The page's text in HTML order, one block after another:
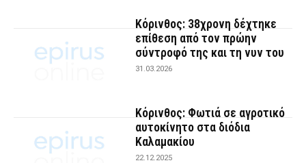
Κόρινθος: 38χρονη δέχτηκε
επίθεση από τον πρώην
σύντροφό της και τη νυν του
31.03.2026
Κόρινθος: Φωτιά σε αγροτικό
αυτοκίνητο στα διόδια
Καλαμακίου
22.12.2025